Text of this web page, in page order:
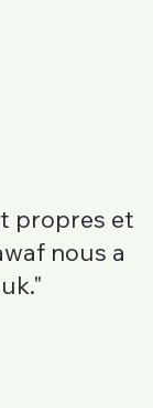
propres et
nous a